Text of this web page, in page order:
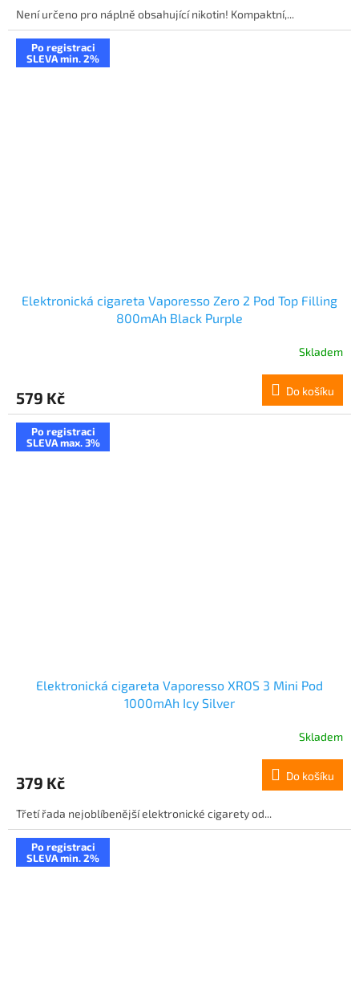
Není určeno pro náplně obsahující nikotin! Kompaktní,...
Po registraci
SLEVA min. 2%
Elektronická cigareta Vaporesso Zero 2 Pod Top Filling
800mAh Black Purple
Skladem
579 Kč Do košíku
Po registraci
SLEVA max. 3%
Elektronická cigareta Vaporesso XROS 3 Mini Pod
1000mAh Icy Silver
Skladem
379 Kč Do košíku
Třetí řada nejoblíbenější elektronické cigarety od...
Po registraci
SLEVA min. 2%